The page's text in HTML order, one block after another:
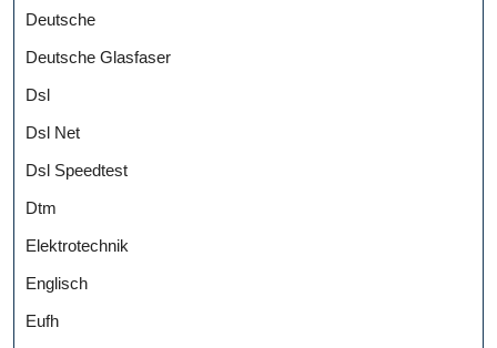
Deutsche
Deutsche Glasfaser
Dsl
Dsl Net
Dsl Speedtest
Dtm
Elektrotechnik
Englisch
Eufh